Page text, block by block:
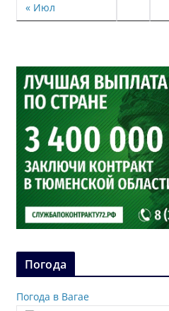
« Июл
Погода
Погода в Вагае